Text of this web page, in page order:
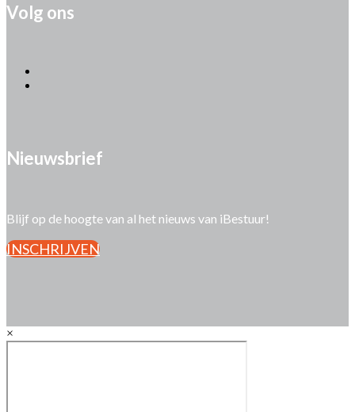
Volg ons
Nieuwsbrief
Blijf op de hoogte van al het nieuws van iBestuur!
INSCHRIJVEN
×